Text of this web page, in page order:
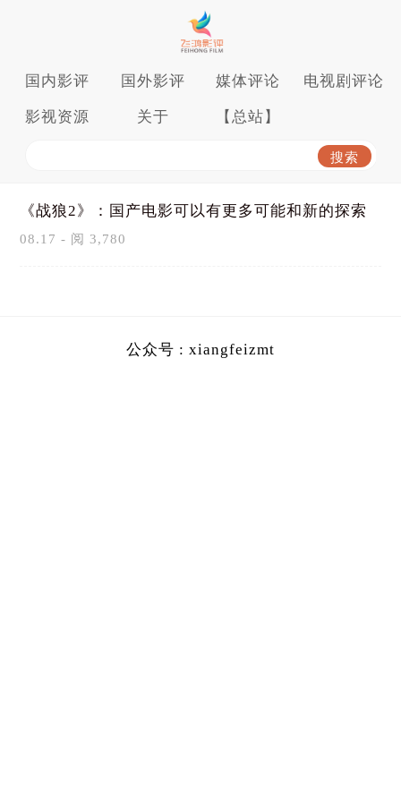
国内影评 国外影评 媒体评论 电视剧评论
影视资源 关于 【总站】
《战狼2》：国产电影可以有更多可能和新的探索
08.17 - 阅 3,780
公众号 : xiangfeizmt